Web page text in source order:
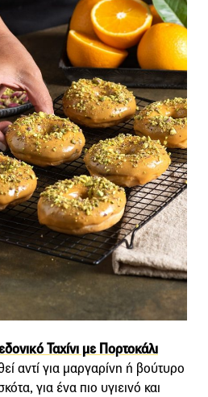
Ταχίνι με Πορτοκάλι
αντί για μαργαρίνη ή βούτυρο
για ένα πιο υγιεινό και